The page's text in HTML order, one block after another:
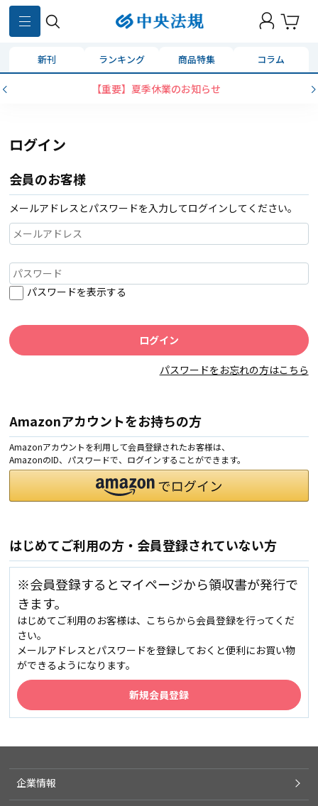
新刊 ランキング 商品特集 コラム
【重要】夏季休業のお知らせ
ログイン
会員のお客様
メールアドレスとパスワードを入力してログインしてください。
パスワードを表示する
パスワードをお忘れの方はこちら
Amazonアカウントをお持ちの方
Amazonアカウントを利用して会員登録されたお客様は、
AmazonのID、パスワードで、ログインすることができます。
はじめてご利用の方・会員登録されていない方
※会員登録するとマイページから領収書が発行で
きます。
はじめてご利用のお客様は、こちらから会員登録を行ってくだ
さい。
メールアドレスとパスワードを登録しておくと便利にお買い物
ができるようになります。
企業情報